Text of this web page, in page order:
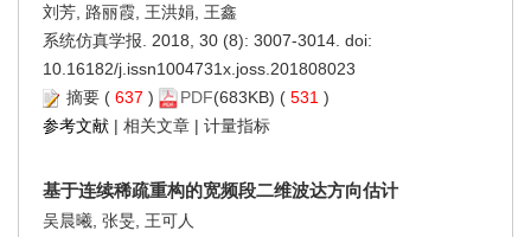
刘芳, 路丽霞, 王洪娟, 王鑫
系统仿真学报. 2018, 30 (8): 3007-3014. doi:
10.16182/j.issn1004731x.joss.201808023
摘要 ( 637 ) PDF(683KB) ( 531 )
参考文献 | 相关文章 | 计量指标
基于连续稀疏重构的宽频段二维波达方向估计
吴晨曦, 张旻, 王可人